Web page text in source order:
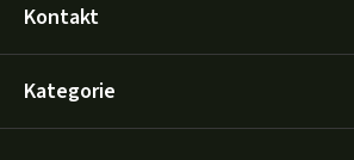
Kontakt
Kategorie